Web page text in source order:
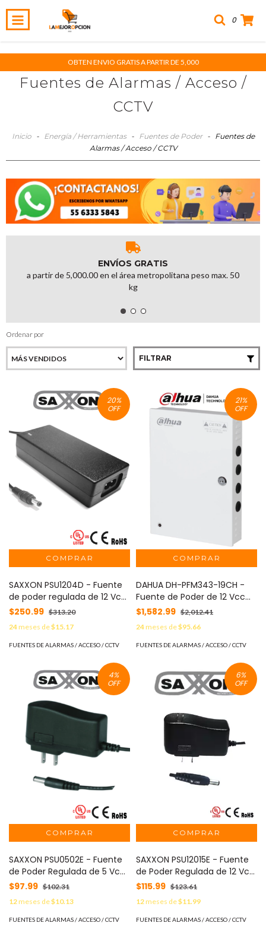
0
OBTEN ENVIO GRATIS A PARTIR DE 5,000
Fuentes de Alarmas / Acceso /
CCTV
Inicio - Energía / Herramientas - Fuentes de Poder -
Fuentes de
Alarmas / Acceso / CCTV
ENVÍOS GRATIS
a partir de 5,000.00 en el área metropolitana peso max. 50
kg
Ordenar por
FILTRAR
20%
OFF
SAXXON PSU1204D - Fuente
de poder regulada de 12 Vcc
4.1 Amperes/ Con Cable de
1.2 Metros/ Para Usos
Multiples: Sistemas de CCTV,
Acceso, ETC/ Certificación
$250.99 $313.20
24meses de$15.17
FUENTES DE ALARMAS / ACCESO / CCTV
21%
OFF
DAHUA DH-PFM343-19CH -
Fuente de Poder de 12 Vcc
20 Amperes/ Con
Distribuidor para 19
Camaras/ Con Fusibles
Intercambiables/ Voltaje de
Gabinete Metalico con
Cerradura/ Protección
contra Descargas/
$1,582.99 $2,012.41
24meses de$95.66
FUENTES DE ALARMAS / ACCESO / CCTV
4%
OFF
SAXXON PSU0502E - Fuente
de Poder Regulada de 5 Vcc
2 Amperes/ Para Usos
Multiples/ Acceso,
Asistencia, CCTV, Etc./
$97.99 $102.31
12meses de$10.13
FUENTES DE ALARMAS / ACCESO / CCTV
6%
OFF
SAXXON PSU12015E - Fuente
de Poder Regulada de 12 Vcc
1.5 Amperes/ Conector
Macho/ Especial para
Camaras de CCTV/ Usos
Multiples/
$115.99 $123.61
12meses de$11.99
FUENTES DE ALARMAS / ACCESO / CCTV